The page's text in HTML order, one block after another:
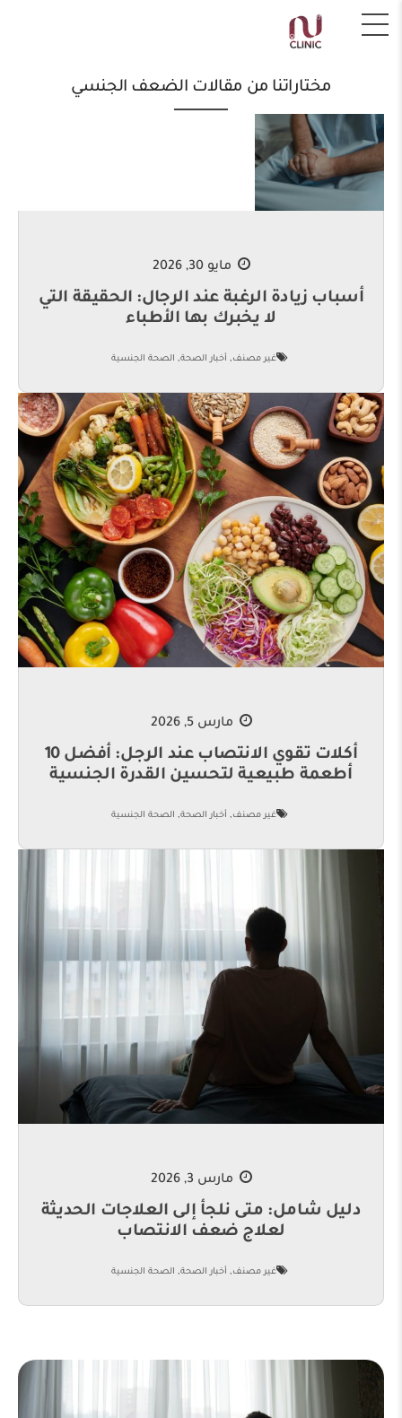
مختاراتنا من مقالات الضعف الجنسي
مايو 30, 2026
أسباب زيادة الرغبة عند الرجال: الحقيقة التي
لا يخبرك بها الأطباء
غير مصنف, أخبار الصحة, الصحة الجنسية
مارس 5, 2026
أكلات تقوي الانتصاب عند الرجل: أفضل 10
أطعمة طبيعية لتحسين القدرة الجنسية
غير مصنف, أخبار الصحة, الصحة الجنسية
مارس 3, 2026
دليل شامل: متى نلجأ إلى العلاجات الحديثة
لعلاج ضعف الانتصاب
غير مصنف, أخبار الصحة, الصحة الجنسية